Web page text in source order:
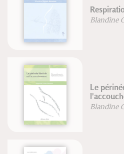
Respiration
Blandine Calais-Germain
Le périnée féminin et
l'accouchement
Blandine Calais-Germain